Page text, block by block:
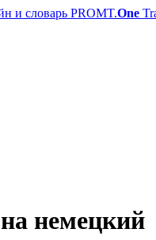
PROMT.One
немецкий